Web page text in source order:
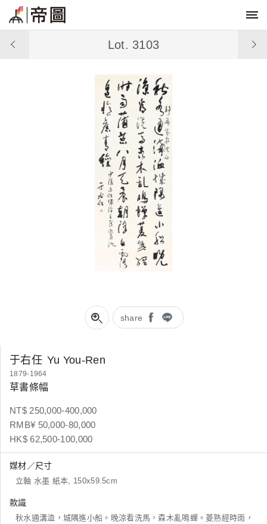
share
Lot. 3103
于右任 Yu You-Ren
1879-1964
草書條幅
NT$ 250,000-400,000
RMB¥ 50,000-80,000
HK$ 62,500-100,000
媒材／尺寸
立軸 水墨 紙本, 150x59.5cm
款識
秋水通溝洫，城隅進小船。晚涼看洗馬，森木亂鳴蟬。菱熟經時雨，